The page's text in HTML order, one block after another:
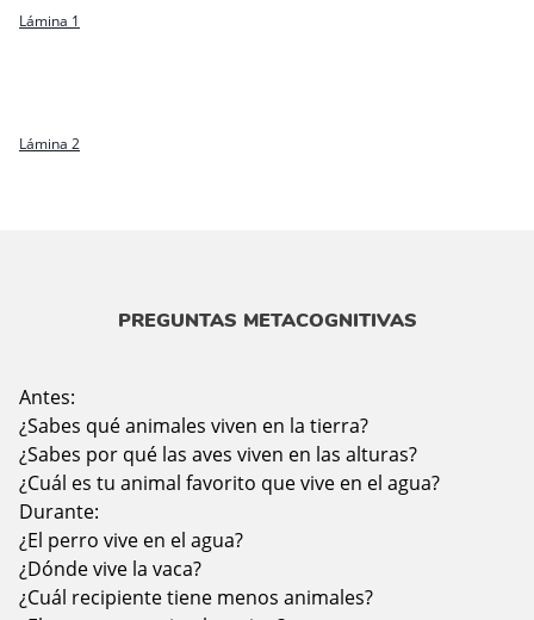
Lámina 1
Lámina 2
PREGUNTAS METACOGNITIVAS
Antes:
¿Sabes qué animales viven en la tierra?
¿Sabes por qué las aves viven en las alturas?
¿Cuál es tu animal favorito que vive en el agua?
Durante:
¿El perro vive en el agua?
¿Dónde vive la vaca?
¿Cuál recipiente tiene menos animales?